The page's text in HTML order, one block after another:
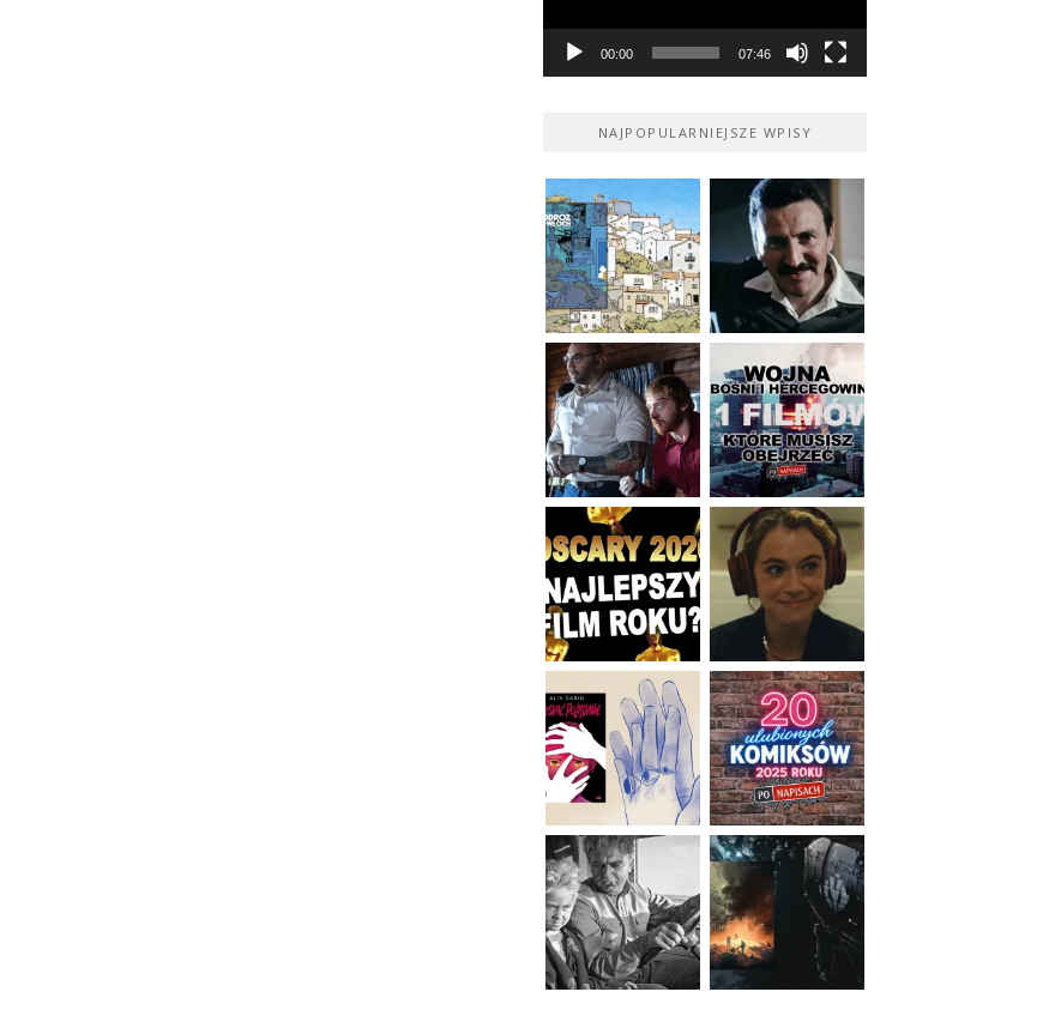
00:00 07:46
NAJPOPULARNIEJSZE WPISY